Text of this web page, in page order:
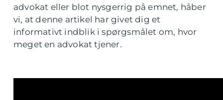
advokat eller blot nysgerrig på emnet, håber
vi, at denne artikel har givet dig et
informativt indblik i spørgsmålet om, hvor
meget en advokat tjener.